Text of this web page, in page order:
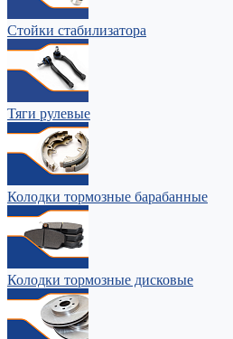
Стойки стабилизатора
Тяги рулевые
Колодки тормозные барабанные
Колодки тормозные дисковые